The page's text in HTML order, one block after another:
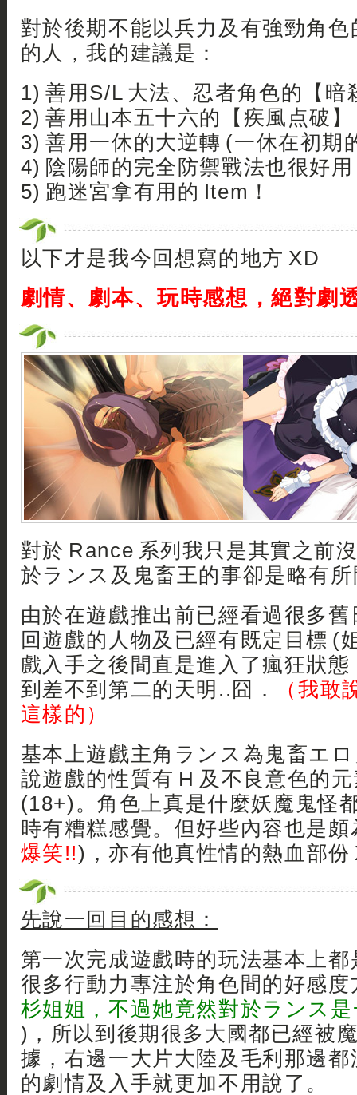
對於後期不能以兵力及有強勁角
的人，我的建議是：
1) 善用S/L 大法、忍者角色的【暗
2) 善用山本五十六的【疾風点破】
3) 善用一休的大逆轉 (一休在初期
4) 陰陽師的完全防禦戰法也很好用
5) 跑迷宮拿有用的 Item！
以下才是我今回想寫的地方 XD
劇情、劇本、玩時感想，絕對劇
對於 Rance 系列我只是其實之前
於ランス及鬼畜王的事卻是略有
由於在遊戲推出前已經看過很多
回遊戲的人物及已經有既定目標 (
戲入手之後間直是進入了瘋狂狀
到差不到第二的天明..囧．
（我敢
這樣的）
基本上遊戲主角ランス為鬼畜エ
說遊戲的性質有 H 及不良意色的
(18+)。角色上真是什麼妖魔鬼怪
時有糟糕感覺。但好些內容也是
爆笑!!)，亦有他真性情的熱血部份
先說一回目的感想：
第一次完成遊戲時的玩法基本上
很多行動力專注於角色間的好感度
杉姐姐，不過她竟然對於ランス
)，所以到後期很多大國都已經被
據，右邊一大片大陸及毛利那邊
的劇情及入手就更加不用說了。